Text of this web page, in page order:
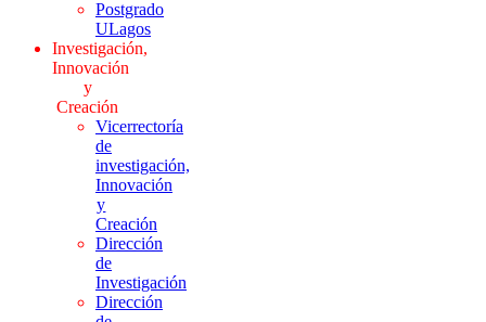
Postgrado
ULagos
Investigación,
Innovación
y
Creación
Vicerrectoría
de
investigación,
Innovación
y
Creación
Dirección
de
Investigación
Dirección